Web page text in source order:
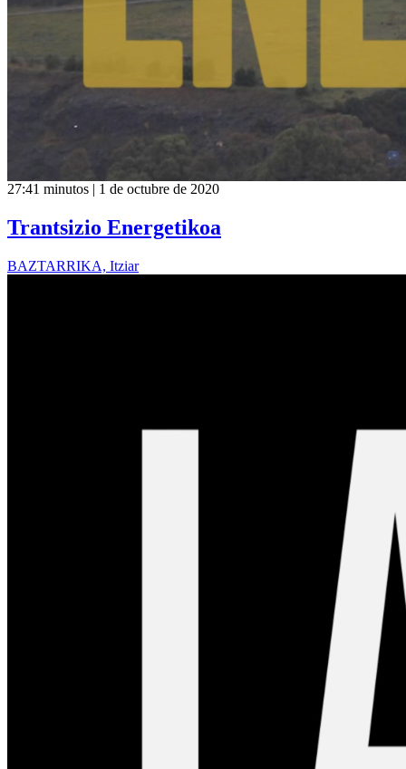
27:41 minutos | 1 de octubre de 2020
Trantsizio Energetikoa
BAZTARRIKA, Itziar